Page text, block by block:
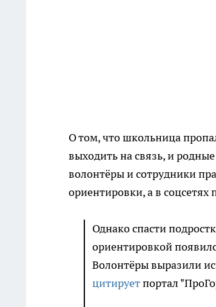
О том, что школьница
выходить на связь, и
волонтёры и сотрудники
ориентировки, а в
Однако спасти
ориентировкой
Волонтёры выразили
цитируетпортал